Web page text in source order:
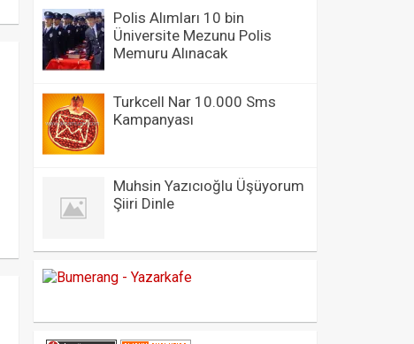
Polis Alımları 10 bin
Üniversite Mezunu Polis
Memuru Alınacak
Turkcell Nar 10.000 Sms
Kampanyası
Muhsin Yazıcıoğlu Üşüyorum
Şiiri Dinle